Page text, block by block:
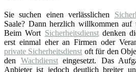
Sie suchen einen verlässlichen
Saale? Dann herzlich willkommen auf
Beim Wort Sicherheitsdienstdenken
erst einmal eher an Firmen oder
private Sicherheitsdienst oft für den
den Wachdiensteingesetzt. Das
Anbieter ist jedoch deutlich breiter